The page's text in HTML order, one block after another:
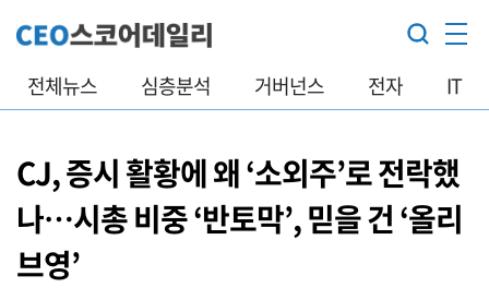
전체뉴스 심층분석 거버넌스 전자 IT
CJ, 증시 활황에 왜 ‘소외주’로 전락했
나…시총 비중 ‘반토막’, 믿을 건 ‘올리
브영’